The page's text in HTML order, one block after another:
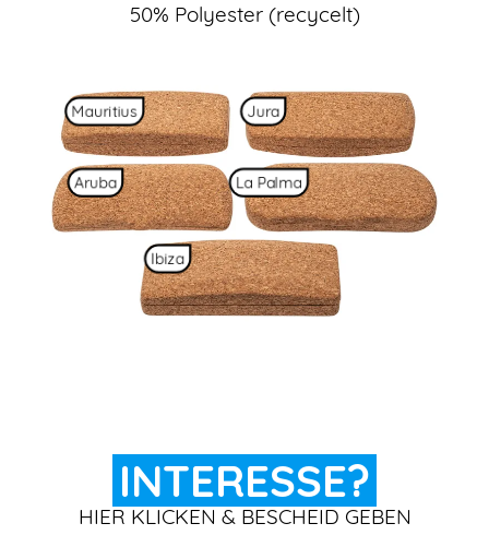
50% Polyester (recycelt)
Mauritius Jura
Aruba La Palma
Ibiza
INTERESSE?
HIER KLICKEN & BESCHEID GEBEN